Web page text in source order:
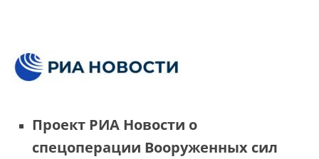
Проект РИА Новости о
спецоперации Вооруженных сил